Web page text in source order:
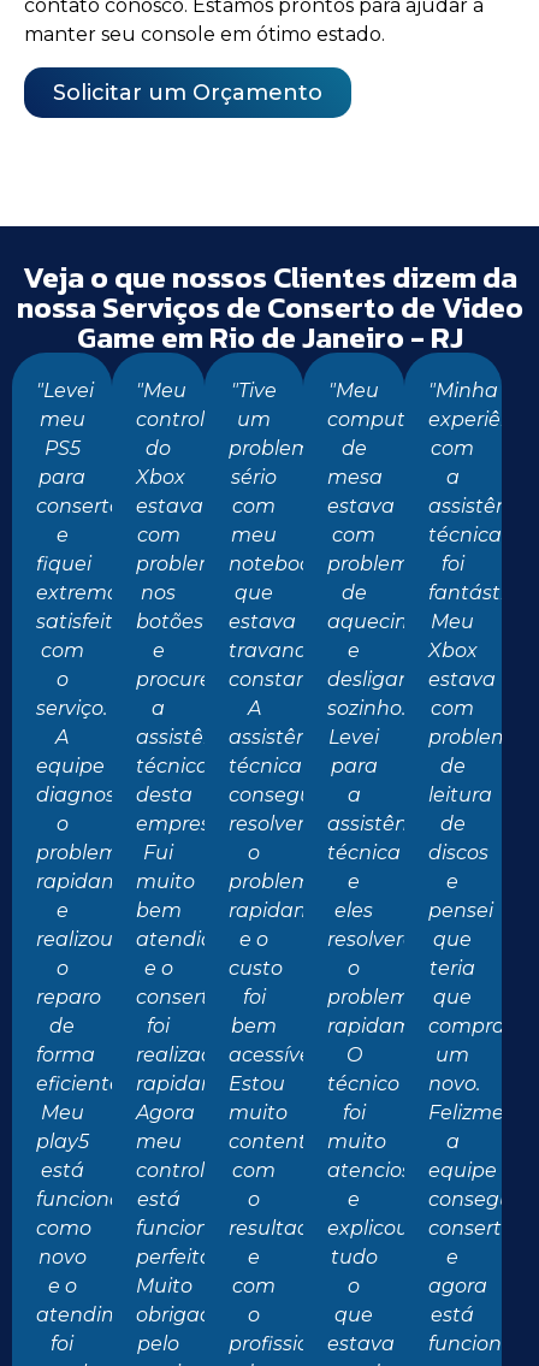
contato conosco. Estamos prontos para ajudar a
manter seu console em ótimo estado.
Solicitar um Orçamento
Veja o que nossos Clientes dizem da
nossa Serviços de Conserto de Video
Game em Rio de Janeiro - RJ
"Levei
meu
PS5
para
conserto
e
fiquei
extremamente
satisfeito
com
o
serviço.
A
equipe
diagnosticou
o
problema
rapidamente
e
realizou
o
reparo
de
forma
eficiente.
Meu
play5
está
funcionando
como
novo
e o
atendimento
foi
"Meu
controle
do
Xbox
estava
com
problemas
nos
botões
e
procurei
a
assistência
técnica
desta
empresa.
Fui
muito
bem
atendido
e o
conserto
foi
realizado
rapidamente.
Agora
meu
controle
está
funcionando
perfeitamente.
Muito
obrigado
pelo
"Tive
um
problema
sério
com
meu
notebook
que
estava
travando
constantemente.
A
assistência
técnica
conseguiu
resolver
o
problema
rapidamente
e o
custo
foi
bem
acessível.
Estou
muito
contente
com
o
resultado
e
com
o
profissionalismo
"Meu
computador
de
mesa
estava
com
problemas
de
aquecimento
e
desligando
sozinho.
Levei
para
a
assistência
técnica
e
eles
resolveram
o
problema
rapidamente.
O
técnico
foi
muito
atencioso
e
explicou
tudo
o
que
estava
"Minha
com
a
assistência
técnica
foi
fantástica.
Meu
Xbox
estava
com
problemas
de
leitura
de
discos
e
pensei
que
teria
que
comprar
um
novo.
a
equipe
conseguiu
consertar
e
agora
está